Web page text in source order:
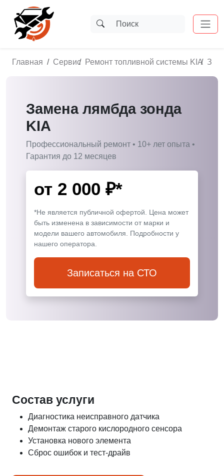
Главная Сервис Ремонт топливной системы KIA
Замена лямбда зонда
KIA
Профессиональный ремонт • 10+ лет опыта •
Гарантия до 12 месяцев
от 2 000 ₽*
*Не является публичной офертой. Цена может
быть изменена в зависимости от марки и
модели вашего автомобиля. Подробности у
нашего оператора.
Записаться на СТО
Состав услуги
Диагностика неисправного датчика
Демонтаж старого кислородного сенсора
Установка нового элемента
Сброс ошибок и тест-драйв